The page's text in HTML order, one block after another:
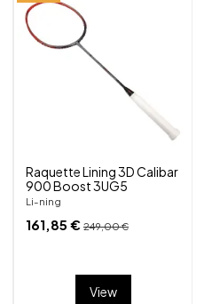
Raquette Lining 3D Calibar
900 Boost 3UG5
Li-ning
161,85 € 249,00 €
View